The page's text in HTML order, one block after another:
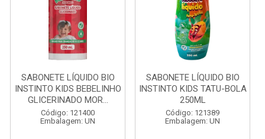
SABONETE LÍQUIDO BIO
INSTINTO KIDS BEBELINHO
GLICERINADO MOR...
Código: 121400
Embalagem: UN
SABONETE LÍQUIDO BIO
INSTINTO KIDS TATU-BOLA
250ML
Código: 121389
Embalagem: UN